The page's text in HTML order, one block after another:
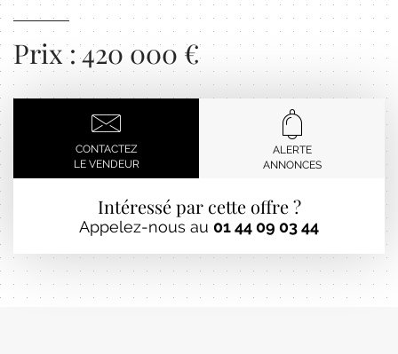
Prix : 420 000 €
CONTACTEZ
LE VENDEUR
ALERTE
ANNONCES
Intéressé par cette offre ?
Appelez-nous au 01 44 09 03 44